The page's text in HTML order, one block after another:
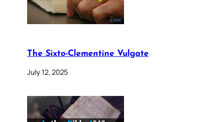
The Sixto-Clementine Vulgate
July 12, 2025